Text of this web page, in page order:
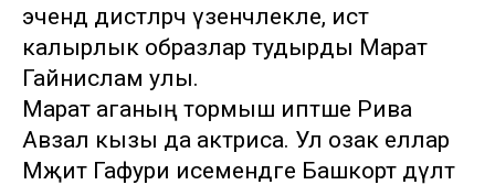
эчендә дистәләрчә үзенчәлекле, истә
калырлык образлар тудырды Марат
Гайнислам улы.
Марат аганың тормыш иптәше Рива
Авзал кызы да актриса. Ул озак еллар
Мәҗит Гафури исемендәге Башкорт дәүләт